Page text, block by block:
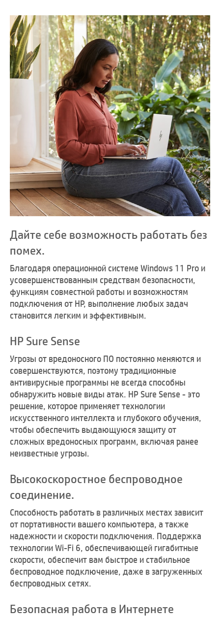
Дайте себе возможность работать без
помех.
Благодаря операционной системе Windows 11 Pro и
усовершенствованным средствам безопасности,
функциям совместной работы и возможностям
подключения от HP, выполнение любых задач
становится легким и эффективным.
HP Sure Sense
Угрозы от вредоносного ПО постоянно меняются и
совершенствуются, поэтому традиционные
антивирусные программы не всегда способны
обнаружить новые виды атак. HP Sure Sense - это
решение, которое применяет технологии
искусственного интеллекта и глубокого обучения,
чтобы обеспечить выдающуюся защиту от
сложных вредоносных программ, включая ранее
неизвестные угрозы.
Высокоскоростное беспроводное
соединение.
Способность работать в различных местах зависит
от портативности вашего компьютера, а также
надежности и скорости подключения. Поддержка
технологии Wi-Fi 6, обеспечивающей гигабитные
скорости, обеспечит вам быстрое и стабильное
беспроводное подключение, даже в загруженных
беспроводных сетях.
Безопасная работа в Интернете